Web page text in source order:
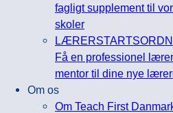
fagligt supplement til
skoler
Få en professionel
mentor til dine nye
Om os
Om Teach First